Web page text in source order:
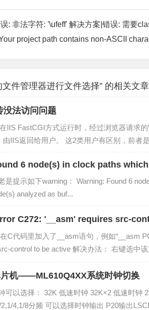
: 非法字符: '\ufeff' 解决方案|错误: 需要
project path contains non-ASCII
件管理器进行文件选择” 的相关文章
没法访问问题
IIS FastCGI方式运行时，经过浏览器请求
IIS返回给用户。 这2类用户有区别，前者
node(s) in clock paths which may be
是提示如下warning： Warning: Found 6
analyzed as buf...
error C272: '__asm' requires src-
C代码里加入了__asm语句，例如“__asm
control to be active 解决办法： 右键选中
机——ML610Q4XX系统时钟切换
可以选择： 32K 低速时钟 32K×2 低速时钟
4,1/8分频 可以选择时钟输出 P20输出